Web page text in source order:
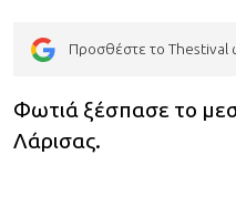
Προσθέστε το Thestival
Φωτιά ξέσπασε το
Λάρισας.